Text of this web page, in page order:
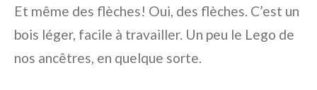
Et même des flèches! Oui, des flèches. C’est un
bois léger, facile à travailler. Un peu le Lego de
nos ancêtres, en quelque sorte.